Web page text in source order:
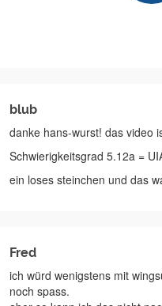
blub
danke hans-wurst! das video
Schwierigkeitsgrad 5.12a =
ein loses steinchen und das
Fred
ich würd wenigstens mit
noch spass.